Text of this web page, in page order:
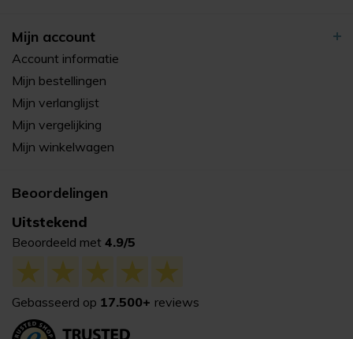
Mijn account
Account informatie
Mijn bestellingen
Mijn verlanglijst
Mijn vergelijking
Mijn winkelwagen
Beoordelingen
Uitstekend
Beoordeeld met 4.9/5
Gebasseerd op 17.500+ reviews